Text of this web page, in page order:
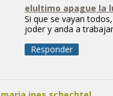
elultimo apague la
Si que se vayan
joder y anda a
Responder